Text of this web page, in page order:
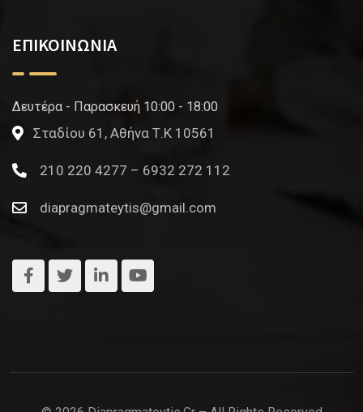
ΕΠΙΚΟΙΝΩΝΙΑ
Δευτέρα - Παρασκευή 10:00 - 18:00
Σταδίου 61, Αθήνα Τ.Κ 10561
210 220 4277 – 6932 272 112
diapragmateytis@gmail.com